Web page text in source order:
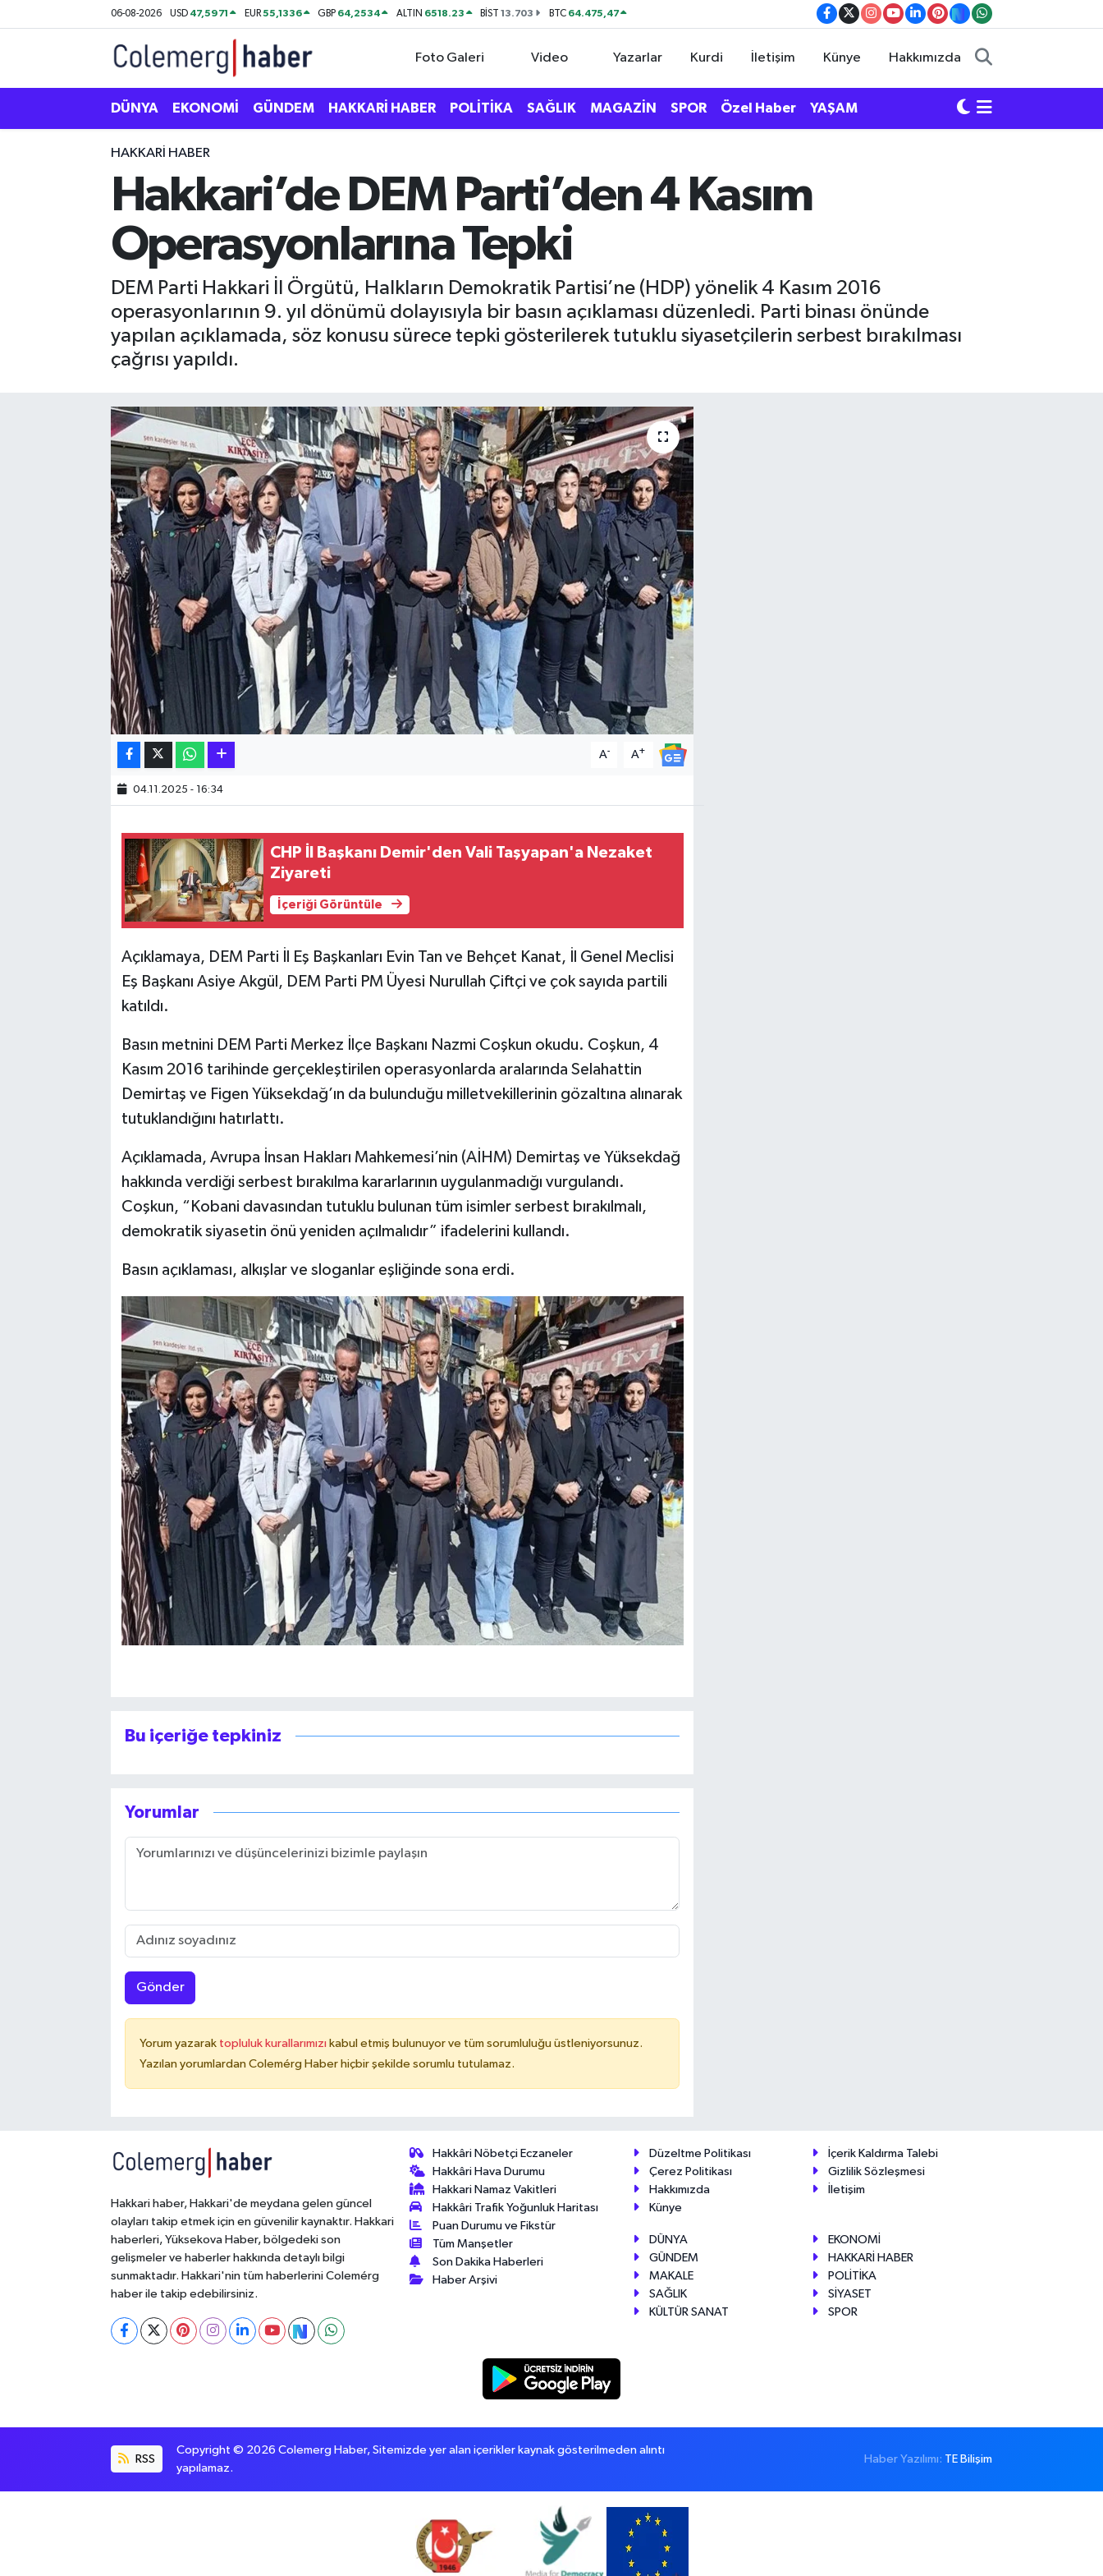
06-08-2026 USD 47,5971 EUR55,1336 GBP 64,2534 ALTIN 6518.23 BİST13.703 BTC 64.475,47
Foto Galeri Video Yazarlar Kurdi İletişim Künye Hakkımızda
DÜNYA EKONOMİ GÜNDEM HAKKARİ HABER POLİTİKA SAĞLIK MAGAZİN SPOR Özel Haber YAŞAM
HAKKARI HABER
Hakkari’de DEM Parti’den 4 Kasım
Operasyonlarına Tepki
DEM Parti Hakkari İl Örgütü, Halkların Demokratik Partisi’ne (HDP) yönelik 4 Kasım 2016
operasyonlarının 9. yıl dönümü dolayısıyla bir basın açıklaması düzenledi. Parti binası önünde
yapılan açıklamada, söz konusu sürece tepki gösterilerek tutuklu siyasetçilerin serbest bırakılması
çağrısı yapıldı.
A- A+
04.11.2025 - 16:34
CHP İl Başkanı Demir'den Vali Taşyapan'a Nezaket
Ziyareti
İçeriği Görüntüle
Açıklamaya, DEM Parti İl Eş Başkanları Evin Tan ve Behçet Kanat, İl Genel Meclisi
Eş Başkanı Asiye Akgül, DEM Parti PM Üyesi Nurullah Çiftçi ve çok sayıda partili
katıldı.
Basın metnini DEM Parti Merkez İlçe Başkanı Nazmi Coşkun okudu. Coşkun, 4
Kasım 2016 tarihinde gerçekleştirilen operasyonlarda aralarında Selahattin
Demirtaş ve Figen Yüksekdağ’ın da bulunduğu milletvekillerinin gözaltına alınarak
tutuklandığını hatırlattı.
Açıklamada, Avrupa İnsan Hakları Mahkemesi’nin (AİHM) Demirtaş ve Yüksekdağ
hakkında verdiği serbest bırakılma kararlarının uygulanmadığı vurgulandı.
Coşkun, “Kobani davasından tutuklu bulunan tüm isimler serbest bırakılmalı,
demokratik siyasetin önü yeniden açılmalıdır” ifadelerini kullandı.
Basın açıklaması, alkışlar ve sloganlar eşliğinde sona erdi.
Bu içeriğe tepkiniz
Yorumlar
Gönder
Yorum yazarak topluluk kurallarımızı kabul etmiş bulunuyor ve tüm sorumluluğu üstleniyorsunuz.
Yazılan yorumlardan Colemérg Haber hiçbir şekilde sorumlu tutulamaz.
Hakkari haber, Hakkari'de meydana gelen güncel
olayları takip etmek için en güvenilir kaynaktır. Hakkari
haberleri, Yüksekova Haber, bölgedeki son
gelişmeler ve haberler hakkında detaylı bilgi
sunmaktadır. Hakkari'nin tüm haberlerini Colemérg
haber ile takip edebilirsiniz.
Hakkâri Nöbetçi Eczaneler
Hakkâri Hava Durumu
Hakkari Namaz Vakitleri
Hakkâri Trafik Yoğunluk Haritası
Puan Durumu ve Fikstür
Tüm Manşetler
Son Dakika Haberleri
Haber Arşivi
Düzeltme Politikası
İçerik Kaldırma Talebi
Çerez Politikası
Gizlilik Sözleşmesi
Hakkımızda
İletişim
Künye
DÜNYA
EKONOMİ
GÜNDEM
HAKKARİ HABER
MAKALE
POLİTİKA
SAĞLIK
SİYASET
KÜLTÜR SANAT
SPOR
RSS
Copyright © 2026 Colemerg Haber, Sitemizde yer alan içerikler kaynak gösterilmeden alıntı
yapılamaz.
Haber Yazılımı: TE Bilişim
EKONOMİ
İLGİNÇ HABERLER
KÜLTÜR SANAT
MAGAZİN
Hakkâri Nöbetçi Eczaneler
Hakkâri Hava Durumu
Hakkari Namaz Vakitleri
Hakkâri Trafik Yoğunluk Haritası
Süper Lig Puan Durumu ve Fikstür
Son Dakika Haberleri
Haber Arşivi